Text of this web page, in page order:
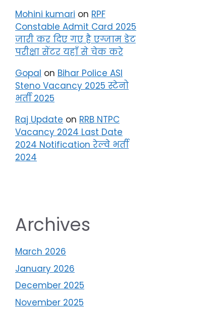
Mohini kumari on RPF
Constable Admit Card 2025
जारी कर दिए गए है एग्जाम डेट
परीक्षा सेंटर यहाँ से चेक करे
Gopal on Bihar Police ASI
Steno Vacancy 2025 स्टेनो
भर्ती 2025
Raj Update on RRB NTPC
Vacancy 2024 Last Date
2024 Notification रेल्वे भर्ती
2024
Archives
March 2026
January 2026
December 2025
November 2025